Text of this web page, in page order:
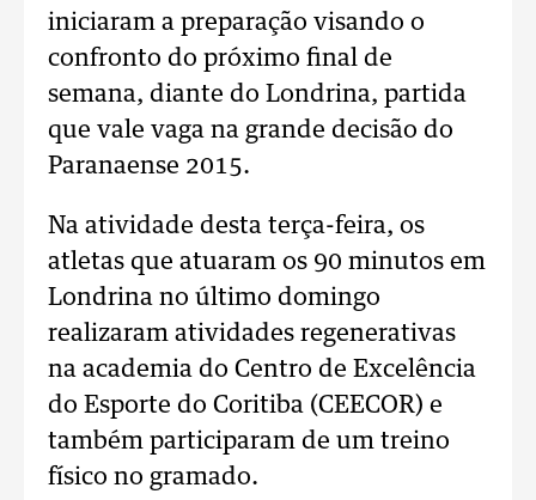
iniciaram a preparação visando o
confronto do próximo final de
semana, diante do Londrina, partida
que vale vaga na grande decisão do
Paranaense 2015.
Na atividade desta terça-feira, os
atletas que atuaram os 90 minutos em
Londrina no último domingo
realizaram atividades regenerativas
na academia do Centro de Excelência
do Esporte do Coritiba (CEECOR) e
também participaram de um treino
físico no gramado.